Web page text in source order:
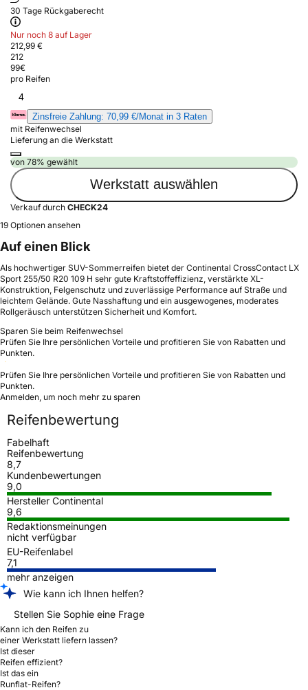
30 Tage Rückgaberecht
Nur noch 8 auf Lager
212,99 €
212
99€
pro Reifen
4
Zinsfreie Zahlung: 70,99 €/Monat in 3 Raten
mit Reifenwechsel
Lieferung an die Werkstatt
von 78% gewählt
Werkstatt auswählen
Verkauf durch CHECK24
19 Optionen ansehen
Auf einen Blick
Als hochwertiger SUV-Sommerreifen bietet der Continental CrossContact LX
Sport 255/50 R20 109 H sehr gute Kraftstoffeffizienz, verstärkte XL-
Konstruktion, Felgenschutz und zuverlässige Performance auf Straße und
leichtem Gelände. Gute Nasshaftung und ein ausgewogenes, moderates
Rollgeräusch unterstützen Sicherheit und Komfort.
Sparen Sie beim Reifenwechsel
Prüfen Sie Ihre persönlichen Vorteile und profitieren Sie von Rabatten und
Punkten.
Prüfen Sie Ihre persönlichen Vorteile und profitieren Sie von Rabatten und
Punkten.
Anmelden, um noch mehr zu sparen
Reifenbewertung
Fabelhaft
Reifenbewertung
8,7
Kundenbewertungen
9,0
Hersteller Continental
9,6
Redaktionsmeinungen
nicht verfügbar
EU-Reifenlabel
7,1
mehr anzeigen
Wie kann ich Ihnen helfen?
Stellen Sie Sophie eine Frage
Kann ich den Reifen zu
einer Werkstatt liefern lassen?
Ist dieser
Reifen effizient?
Ist das ein
Runflat-Reifen?